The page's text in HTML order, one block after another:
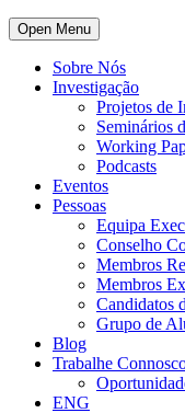
Open Menu
Sobre Nós
Investigação
Projetos de
Seminários
Working
Podcasts
Eventos
Pessoas
Equipa
Conselho
Membros
Membros
Candidatos
Grupo de
Blog
Trabalhe
ENG